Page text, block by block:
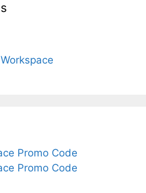
Promo Code
Promo Code